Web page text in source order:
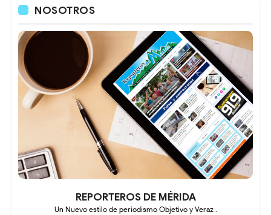
NOSOTROS
REPORTEROS DE MÉRIDA
Un Nuevo estilo de periodismo Objetivo y Veraz .